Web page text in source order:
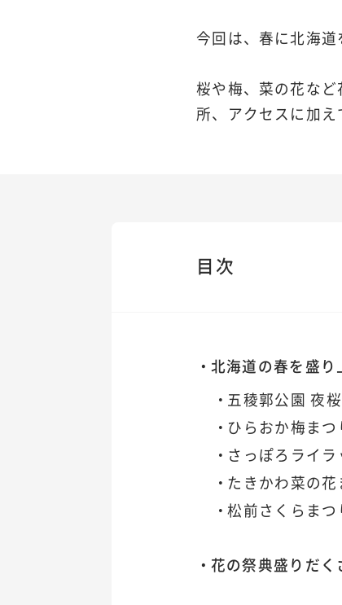
今回は、春に北海
桜や梅、菜の花な
所、アクセスに加
目次
北海道の春を盛り
五稜郭公園 夜
ひらおか梅まつ
さっぽろライラ
たきかわ菜の花
松前さくらまつ
花の祭典盛りだく